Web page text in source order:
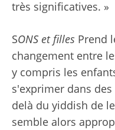
très significatives. »
SONS et filles Prend
changement entre
y compris les
s'exprimer dans
delà du yiddish de
semble alors